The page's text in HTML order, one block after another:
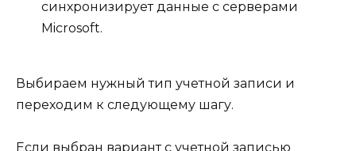
синхронизирует данные с серверами
Microsoft.
Выбираем нужный тип учетной записи и
переходим к следующему шагу.
Если выбран вариант с учетной записью